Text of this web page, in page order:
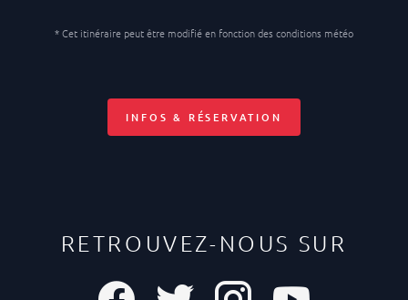
* Cet itinéraire peut être modifié en fonction des conditions météo
INFOS & RÉSERVATION
RETROUVEZ-NOUS SUR